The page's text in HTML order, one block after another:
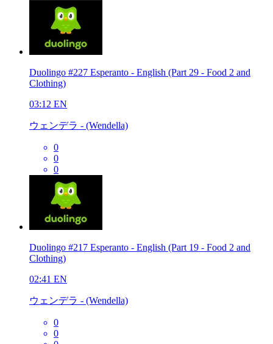
Duolingo #227 Esperanto - English (Part 29 - Food 2 and
Clothing)
03:12 EN
ウェンデラ - (Wendella)
0
0
0
Duolingo #217 Esperanto - English (Part 19 - Food 2 and
Clothing)
02:41 EN
ウェンデラ - (Wendella)
0
0